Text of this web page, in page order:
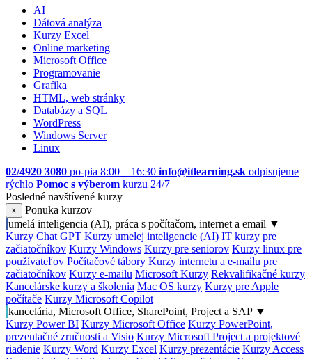
AI
Dátová analýza
Kurzy Excel
Online marketing
Microsoft Office
Programovanie
Grafika
HTML, web stránky
Databázy a SQL
WordPress
Windows Server
Linux
02/4920 3080 po-pia 8:00 – 16:30 info@itlearning.sk odpisujeme
rýchlo Pomoc s výberom kurzu 24/7
Posledné navštívené kurzy
×
Ponuka kurzov
umelá inteligencia (AI), práca s počítačom, internet a email ▼
Kurzy Chat GPT Kurzy umelej inteligencie (AI) IT kurzy pre
začiatočníkov Kurzy Windows Kurzy pre seniorov Kurzy linux pre
používateľov Počítačové tábory Kurzy internetu a e-mailu pre
začiatočníkov Kurzy e-mailu Microsoft Kurzy Rekvalifikačné kurzy
Kancelárske kurzy a školenia Mac OS kurzy Kurzy pre Apple
počítače Kurzy Microsoft Copilot
kancelária, Microsoft Office, SharePoint, Project a SAP ▼
Kurzy Power BI Kurzy Microsoft Office Kurzy PowerPoint,
prezentačné zručnosti a Visio Kurzy Microsoft Project a projektové
riadenie Kurzy Word Kurzy Excel Kurzy prezentácie Kurzy Access